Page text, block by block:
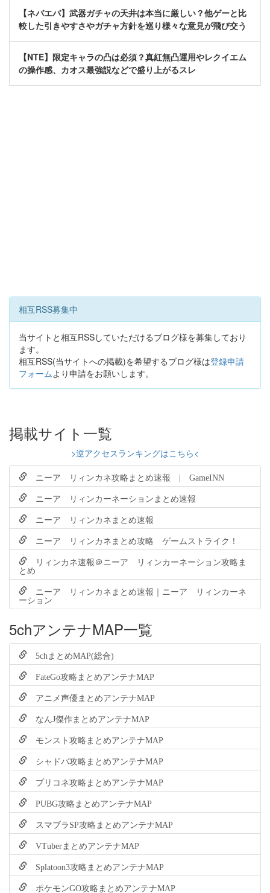
【ネバエバ】武器ガチャの天井は本当に厳しい？他ゲーと比
較した引きやすさやガチャ方針を巡り様々な意見が飛び交う
【NTE】限定キャラの凸は必須？真紅無凸運用やレクイエム
の操作感、カオス最強説などで盛り上がるスレ
相互RSS募集中
当サイトと相互RSSしていただけるブログ様を募集しており
ます。
相互RSS(当サイトへの掲載)を希望するブログ様は登録申請
フォームより申請をお願いします。
掲載サイト一覧
>逆アクセスランキングはこちら<
ニーア リィンカネ攻略まとめ速報 | GameINN
ニーア リィンカーネーションまとめ速報
ニーア リィンカネまとめ速報
ニーア リィンカネまとめ攻略 ゲームストライク！
リィンカネ速報＠ニーア リィンカーネーション攻略ま
とめ
ニーア リィンカネまとめ速報｜ニーア リィンカーネ
ーション
5chアンテナMAP一覧
5chまとめMAP(総合)
FateGo攻略まとめアンテナMAP
アニメ声優まとめアンテナMAP
なんJ傑作まとめアンテナMAP
モンスト攻略まとめアンテナMAP
シャドバ攻略まとめアンテナMAP
プリコネ攻略まとめアンテナMAP
PUBG攻略まとめアンテナMAP
スマブラSP攻略まとめアンテナMAP
VTuberまとめアンテナMAP
Splatoon3攻略まとめアンテナMAP
ポケモンGO攻略まとめアンテナMAP